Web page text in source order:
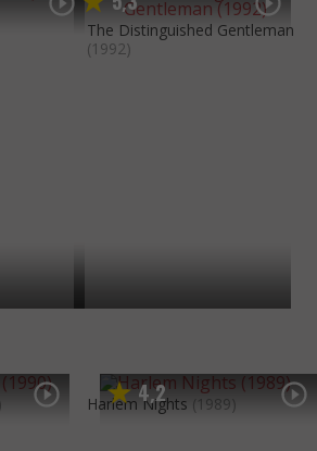
The Distinguished Gentleman
(1992)
4,2
Harlem Nights (1989)